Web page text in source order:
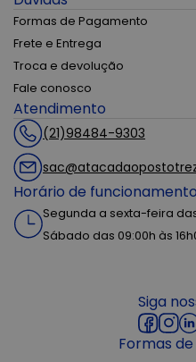
Formas de Pagamento
Frete e Entrega
Troca e devolução
Fale conosco
Atendimento
(21)98484-9303
Horário de funcionamento
Segunda a sexta-feira
Sábado das 09:00h às
Siga
Formas